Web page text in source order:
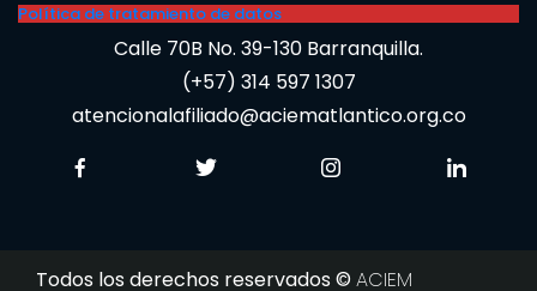
Política de tratamiento de datos
Calle 70B No. 39-130 Barranquilla.
(+57) 314 597 1307
atencionalafiliado@aciematlantico.org.co
Todos los derechos reservados © ACIEM